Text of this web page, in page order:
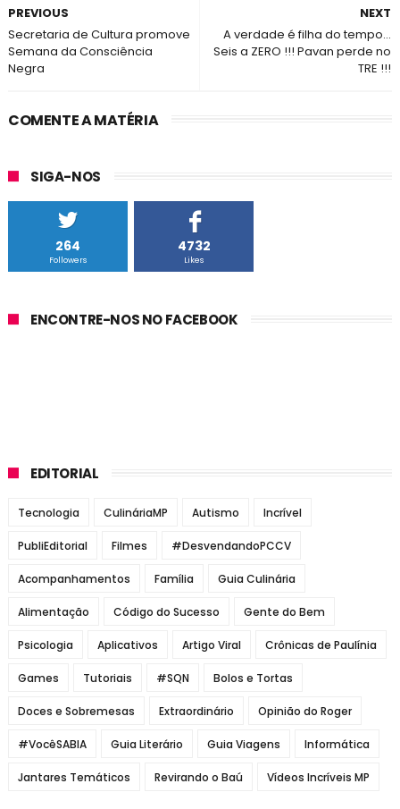
NEXT
A verdade é filha do tempo...
Seis a ZERO !!! Pavan perde no
TRE !!!
PREVIOUS
Secretaria de Cultura promove
Semana da Consciência
Negra
COMENTE A MATÉRIA
SIGA-NOS
264
Followers
4732
Likes
ENCONTRE-NOS NO FACEBOOK
EDITORIAL
Tecnologia CulináriaMP Autismo Incrível
PubliEditorial Filmes #DesvendandoPCCV
Acompanhamentos Família Guia Culinária
Alimentação Código do Sucesso Gente do Bem
Psicologia Aplicativos Artigo Viral Crônicas de Paulínia
Games Tutoriais #SQN Bolos e Tortas
Doces e Sobremesas Extraordinário Opinião do Roger
#VocêSABIA Guia Literário Guia Viagens Informática
Jantares Temáticos Revirando o Baú Vídeos Incríveis MP